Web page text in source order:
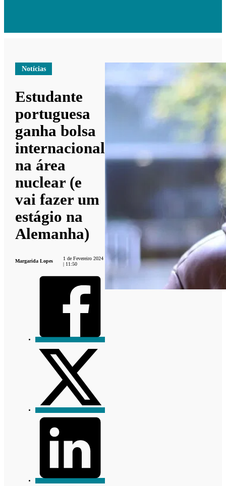
Notícias
Estudante
portuguesa
ganha bolsa
internacional
na área
nuclear (e
vai fazer um
estágio na
Alemanha)
Margarida Lopes
1 de Fevereiro 2024
| 11:50